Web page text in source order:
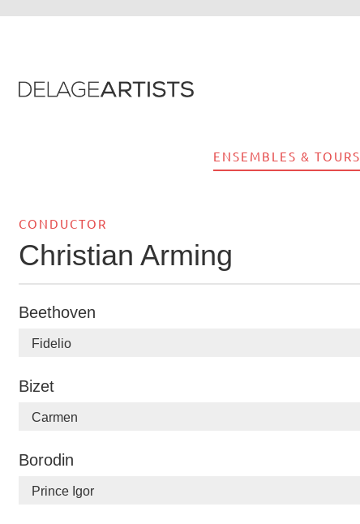
ENSEMBLES & TOURS
CONDUCTOR
Christian Arming
Beethoven
Fidelio
Bizet
Carmen
Borodin
Prince Igor